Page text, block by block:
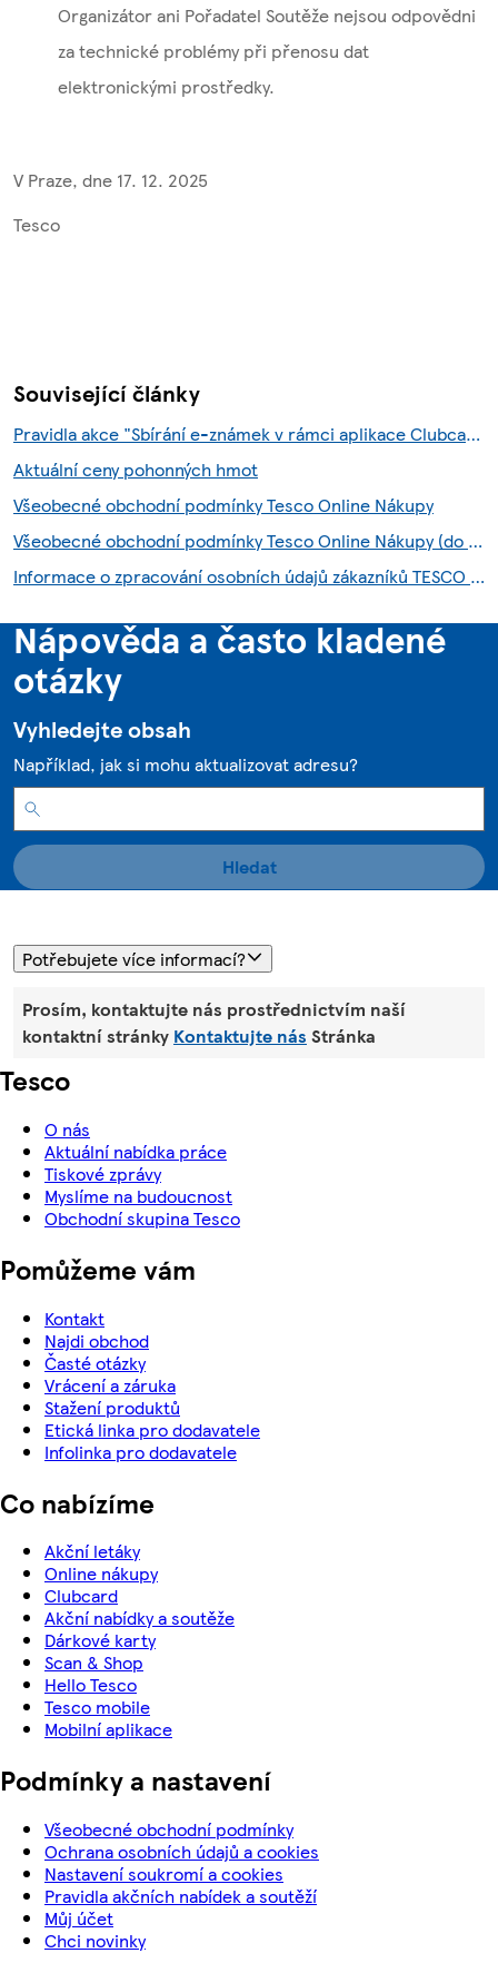
Organizátor ani Pořadatel Soutěže nejsou odpovědni
za technické problémy při přenosu dat
elektronickými prostředky.
V Praze, dne 17. 12. 2025
Tesco
Související články
Pravidla akce "Sbírání e-známek v rámci aplikace Clubcard"
Aktuální ceny pohonných hmot
Všeobecné obchodní podmínky Tesco Online Nákupy
Všeobecné obchodní podmínky Tesco Online Nákupy (do 28.7.2026)
Informace o zpracování osobních údajů zákazníků TESCO HNED služby
Nápověda a často kladené
otázky
Vyhledejte obsah
Například, jak si mohu aktualizovat adresu?
Hledat
Potřebujete více informací?
Prosím, kontaktujte nás prostřednictvím naší
kontaktní stránky Kontaktujte nás Stránka
Tesco
O nás
Aktuální nabídka práce
Tiskové zprávy
Myslíme na budoucnost
Obchodní skupina Tesco
Pomůžeme vám
Kontakt
Najdi obchod
Časté otázky
Vrácení a záruka
Stažení produktů
Etická linka pro dodavatele
Infolinka pro dodavatele
Co nabízíme
Akční letáky
Online nákupy
Clubcard
Akční nabídky a soutěže
Dárkové karty
Scan & Shop
Hello Tesco
Tesco mobile
Mobilní aplikace
Podmínky a nastavení
Všeobecné obchodní podmínky
Ochrana osobních údajů a cookies
Nastavení soukromí a cookies
Pravidla akčních nabídek a soutěží
Můj účet
Chci novinky